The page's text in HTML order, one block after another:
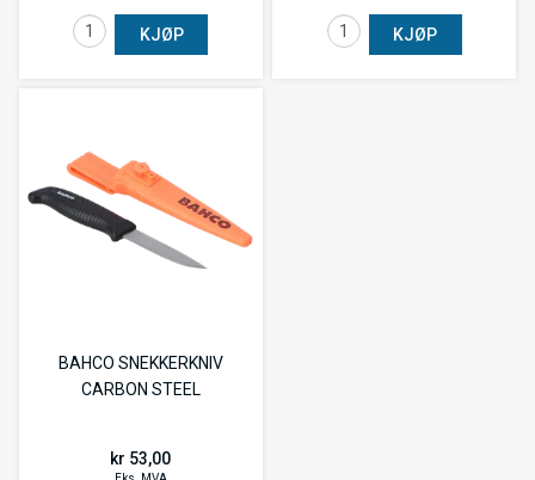
KJØP KJØP
BAHCO SNEKKERKNIV
CARBON STEEL
kr 53,00